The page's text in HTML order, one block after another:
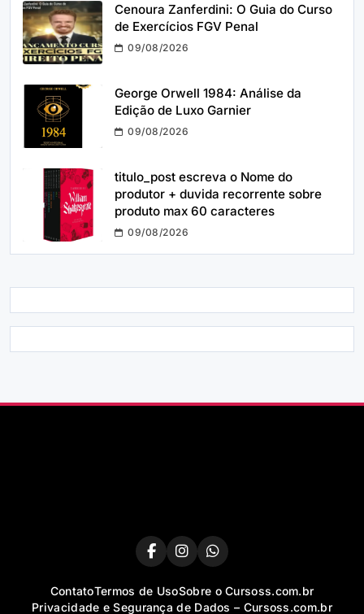
Cenoura Zanferdini: O Guia do Curso
de Exercícios FGV Penal
09/08/2026
George Orwell 1984: Análise da
Edição de Luxo Garnier
09/08/2026
titulo_post escreva o Nome do
produtor + duvida recorrente sobre
produto max 60 caracteres
09/08/2026
ContatoTermos de UsoSobre o Cursoss.com.br
Privacidade e Segurança de Dados – Cursoss.com.br